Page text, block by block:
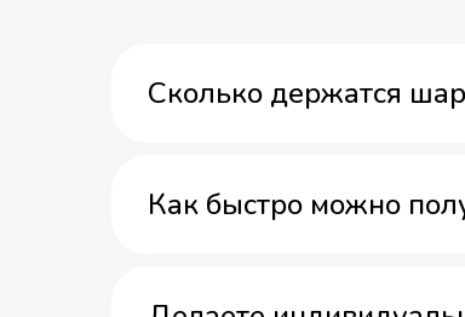
Сколько держатся
Как быстро можно